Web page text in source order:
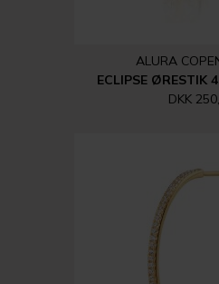
ALURA
ECLIPSE ØRESTIK
DKK